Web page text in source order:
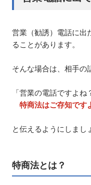
営業（勧誘）電話に出
ることがあります。
そんな場合は、相手の
「営業の電話ですよね
特商法はご存知です
と伝えるようにしまし
特商法とは？